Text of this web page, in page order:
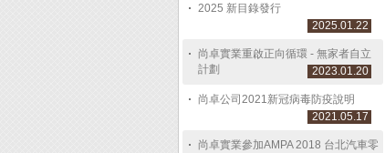
2025 新目錄發行
2025.01.22
尚卓實業重啟正向循環 - 無家者自立
計劃
2023.01.20
尚卓公司2021新冠病毒防疫說明
2021.05.17
尚卓實業參加AMPA 2018 台北汽車零